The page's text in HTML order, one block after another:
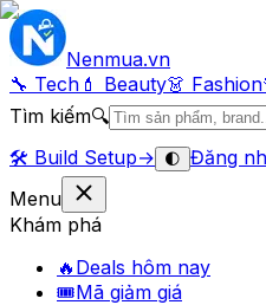
Nenmua.vn
🔧 Tech 💄 Beauty👗 Fashion
Tìm kiếm🔍
🛠️ Build Setup→ 🌓 Đăng
Menu
Khám phá
🔥 Deals hôm nay
🎟Mã giảm giá